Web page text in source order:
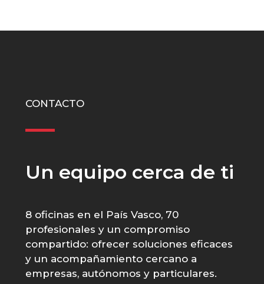
CONTACTO
Un equipo cerca de ti
8 oficinas en el País Vasco, 70
profesionales y un compromiso
compartido: ofrecer soluciones eficaces
y un acompañamiento cercano a
empresas, autónomos y particulares.